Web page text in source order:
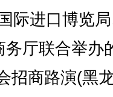
进口博览局
厅联合举办
招商路演(黑